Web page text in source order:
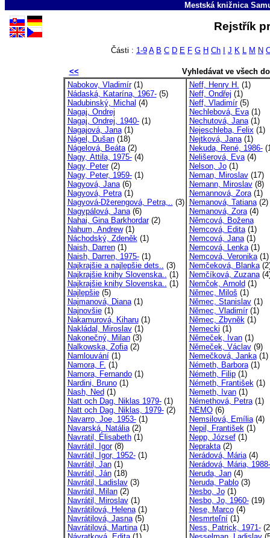
Mestská knižnica
Rejstřík
Části : 1-9 A B C D E F G H Ch J K L M N
<<
Vyhledávat ve všech
Nabokov, Vladimír(1)
Nádaská, Katarína, 1967-(5)
Nadubinský, Michal (4)
Nagaj, Ondrej
Nagaj, Ondrej, 1940-(1)
Nagajová, Jana(1)
Nágel, Dušan(18)
Nágelová, Beáta(2)
Nagy, Attila, 1975-(4)
Nagy, Peter(2)
Nagy, Peter, 1959-(1)
Nagyová, Jana(6)
Nagyová, Petra(1)
Nagyová-Džerengová, Petra,.. (3)
Nagypálová, Jana(6)
Nahai, Gina Barkhordar(2)
Nahum, Andrew(1)
Náchodský, Zdeněk(1)
Naish, Darren(1)
Naish, Darren, 1975-(1)
Najkrajšie a najlepšie dets.. (3)
Najkrajšie knihy Slovenska.. (1)
Najkrajšie knihy Slovenska.. (1)
Najlepšie(5)
Najmanová, Diana(1)
Najnovšie(1)
Nakamurová, Kiharu(1)
Nakládal, Miroslav(1)
Nakonečný, Milan(3)
Nalkowska, Zofia(2)
Namlouvání(1)
Namora, F. (1)
Namora, Fernando(1)
Nardini, Bruno(1)
Nash, Ned (1)
Natt och Dag, Niklas 1979-(1)
Natt och Dag, Niklas, 1979-(2)
Navarro, Joe, 1953-(1)
Navarská, Natália(2)
Navratil, Élisabeth(1)
Navrátil, Igor(8)
Navrátil, Igor, 1952-(1)
Navrátil, Jan(1)
Navrátil, Ján(18)
Navrátil, Ladislav(3)
Navrátil, Milan(2)
Navrátil, Miroslav(1)
Navrátilová, Helena(1)
Navrátilová, Jasna(5)
Navrátilová, Martina(1)
Neff, Henry H. (1)
Neff, Ondřej (1)
Neff, Vladimír(5)
Nechlebová, Eva(1)
Nechutová, Jana(1)
Nejeschleba, Felix(1)
Nejtková, Jana(1)
Nekuda, René, 1986-
Nelišerová, Eva(4)
Nelson, Jo(1)
Neman, Miroslav(17)
Nemann, Miroslav(8)
Nemannová, Zora(1)
Nemanová, Tatiana(2)
Nemanová, Zora(4)
Němcová, Božena
Nemcová, Edita(1)
Nemcová, Jana(1)
Nemcová, Lenka(1)
Nemcová, Veronika(1)
Nemčeková, Blanka
Nemčíková, Zuzana
Nemčok, Arnold (1)
Němec, Miloš (1)
Němec, Stanislav(1)
Němec, Vladimír(1)
Němec, Zbyněk(1)
Nemecki (1)
Němeček, Ivan(1)
Němeček, Václav(9)
Nemečková, Janka(1)
Németh, Barbora(1)
Németh, Filip(1)
Németh, František(1)
Nemeth, Ivan(1)
Némethová, Petra(1)
NEMO(6)
Nemsilová, Emília(4)
Nepil, František(1)
Nepp, József(1)
Neprakta(2)
Nerádová, Mária(4)
Nerádová, Mária, 1988-
Neruda, Jan(4)
Neruda, Pablo(3)
Nesbo, Jo(1)
Nesbo, Jo, 1960-(19)
Nese, Marco(4)
Nesmrteľní(1)
Ness, Patrick, 1971-